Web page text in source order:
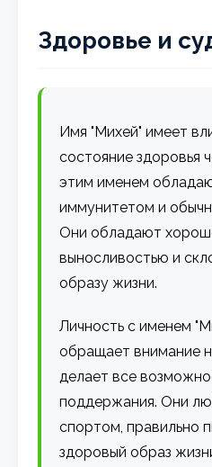
Здоровье и
Имя "Михей" имеет
состояние здоровья
этим именем
иммунитетом и
Они обладают
выносливостью и
образу жизни.
Личность с именем
обращает внимание
делает все
поддержания. Они
спортом, правильно
здоровый образ